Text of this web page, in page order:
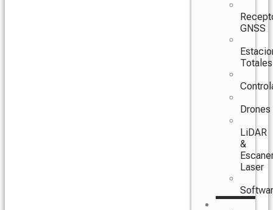
GNSS
Totales
Drones
LiDAR
&
Laser